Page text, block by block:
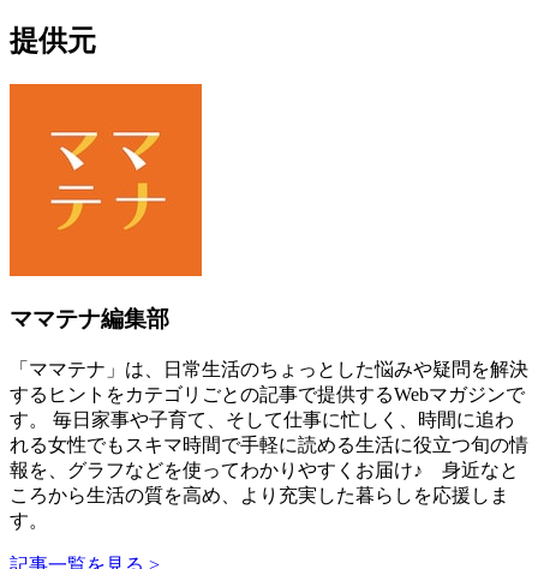
提供元
ママテナ編集部
「ママテナ」は、日常生活のちょっとした悩みや疑問を解決
するヒントをカテゴリごとの記事で提供するWebマガジンで
す。 毎日家事や子育て、そして仕事に忙しく、時間に追わ
れる女性でもスキマ時間で手軽に読める生活に役立つ旬の情
報を、グラフなどを使ってわかりやすくお届け♪ 身近なと
ころから生活の質を高め、より充実した暮らしを応援しま
す。
記事一覧を見る >